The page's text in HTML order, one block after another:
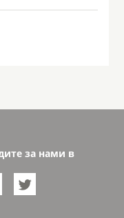
за нами в
